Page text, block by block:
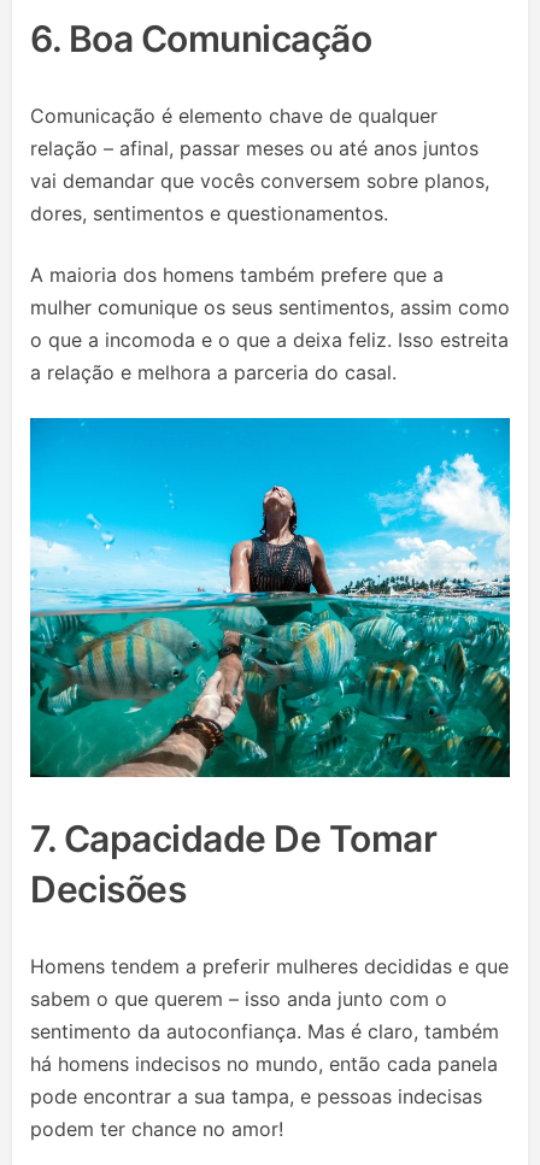
6. Boa Comunicação
Comunicação é elemento chave de qualquer
relação – afinal, passar meses ou até anos juntos
vai demandar que vocês conversem sobre planos,
dores, sentimentos e questionamentos.
A maioria dos homens também prefere que a
mulher comunique os seus sentimentos, assim como
o que a incomoda e o que a deixa feliz. Isso estreita
a relação e melhora a parceria do casal.
7. Capacidade De Tomar
Decisões
Homens tendem a preferir mulheres decididas e que
sabem o que querem – isso anda junto com o
sentimento da autoconfiança. Mas é claro, também
há homens indecisos no mundo, então cada panela
pode encontrar a sua tampa, e pessoas indecisas
podem ter chance no amor!